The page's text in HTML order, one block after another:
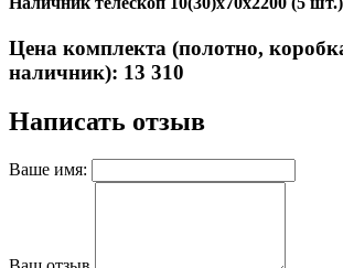
Цена комплекта (полотно,
наличник): 13 310
Написать отзыв
Ваше имя: